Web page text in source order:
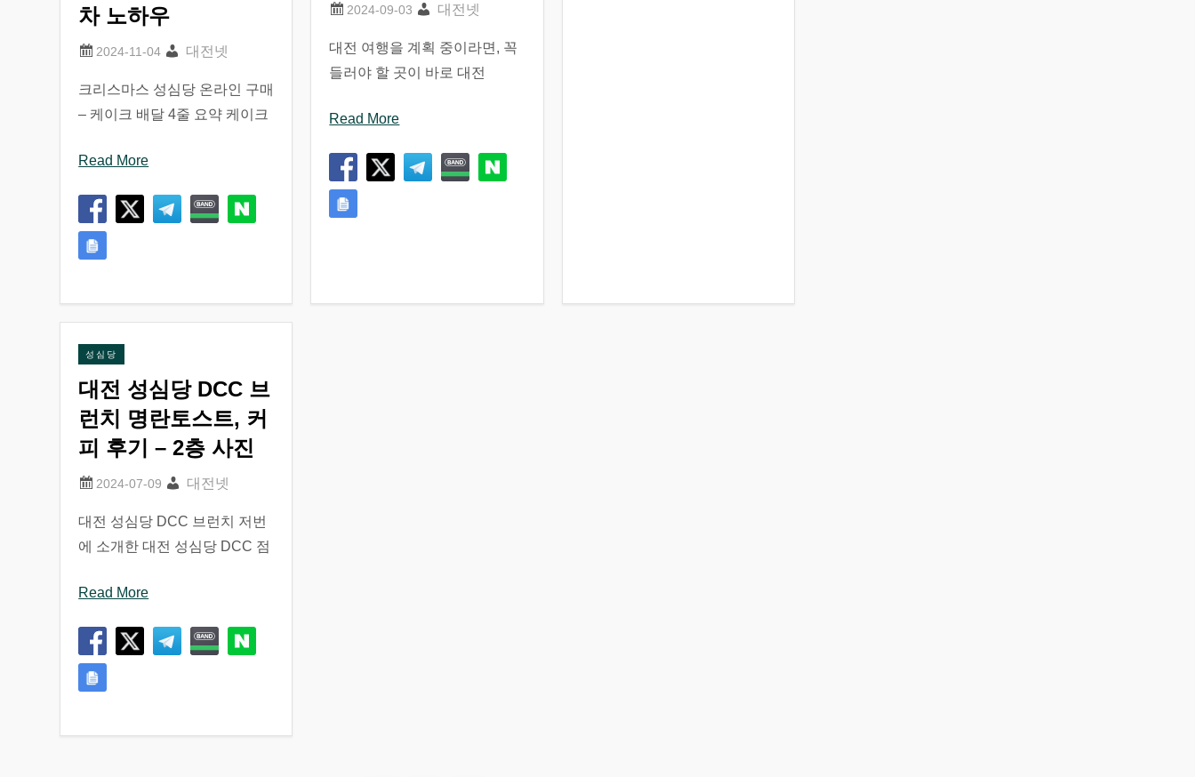
차 노하우
대전넷
크리스마스 성심당 온라인 구매
– 케이크 배달 4줄 요약 케이크
Read More
대전넷
대전 여행을 계획 중이라면, 꼭
들러야 할 곳이 바로 대전
Read More
성심당
대전 성심당 DCC 브
런치 명란토스트, 커
피 후기 – 2층 사진
대전넷
대전 성심당 DCC 브런치 저번
에 소개한 대전 성심당 DCC 점
Read More